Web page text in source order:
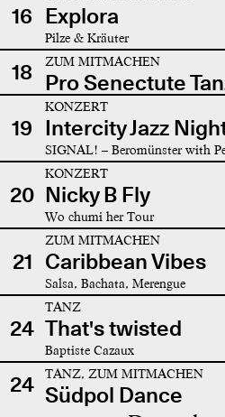
16 Explora
Pilze & Kräuter
18 ZUM MITMACHEN
Pro Senectute
19
KONZERT
Intercity Jazz
SIGNAL! – Beromünster with
20
KONZERT
Nicky B Fly
Wo chumi her Tour
21
ZUM MITMACHEN
Caribbean Vibes
Salsa, Bachata, Merengue
24
TANZ
That's twisted
Baptiste Cazaux
24 TANZ, ZUM MITMACHEN
Südpol Dance